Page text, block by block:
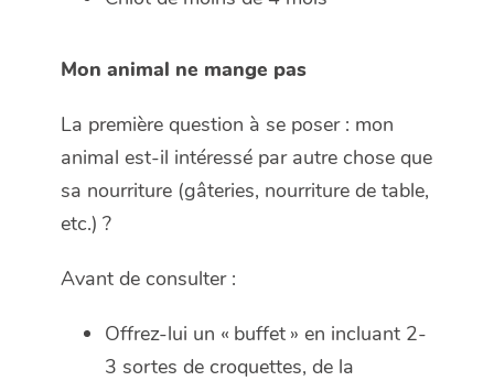
Mon animal ne mange pas
La première question à se poser : mon
animal est-il intéressé par autre chose que
sa nourriture (gâteries, nourriture de table,
etc.) ?
Avant de consulter :
Offrez-lui un « buffet » en incluant 2-
3 sortes de croquettes, de la